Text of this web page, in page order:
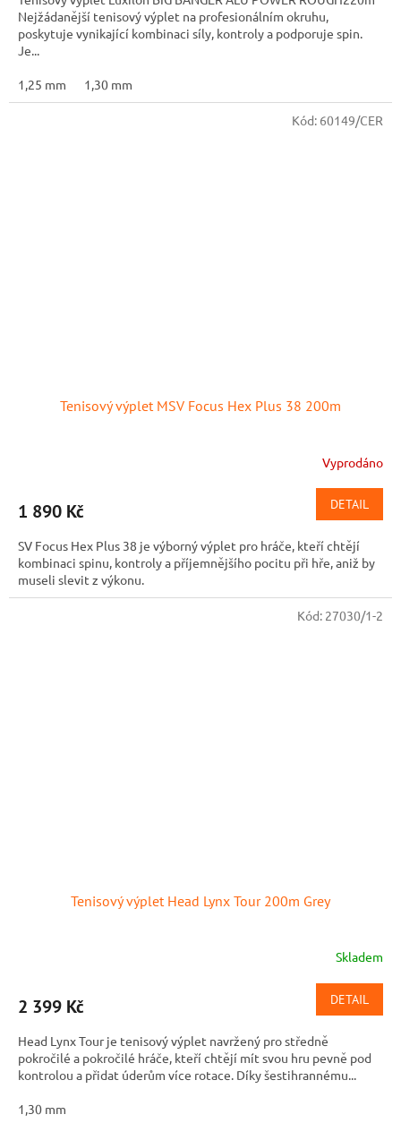
Nejžádanější tenisový výplet na profesionálním okruhu,
poskytuje vynikající kombinaci síly, kontroly a podporuje spin.
Je...
1,25 mm 1,30 mm
Tenisový výplet MSV Focus Hex Plus 38 200m
Vyprodáno
1 890 Kč DETAIL
SV Focus Hex Plus 38 je výborný výplet pro hráče, kteří chtějí
kombinaci spinu, kontroly a příjemnějšího pocitu při hře, aniž by
museli slevit z výkonu.
Kód: 60149/CER
Tenisový výplet Head Lynx Tour 200m Grey
Skladem
2 399 Kč DETAIL
Head Lynx Tour je tenisový výplet navržený pro středně
pokročilé a pokročilé hráče, kteří chtějí mít svou hru pevně pod
kontrolou a přidat úderům více rotace. Díky šestihrannému...
1,30 mm
Kód: 27030/1-2